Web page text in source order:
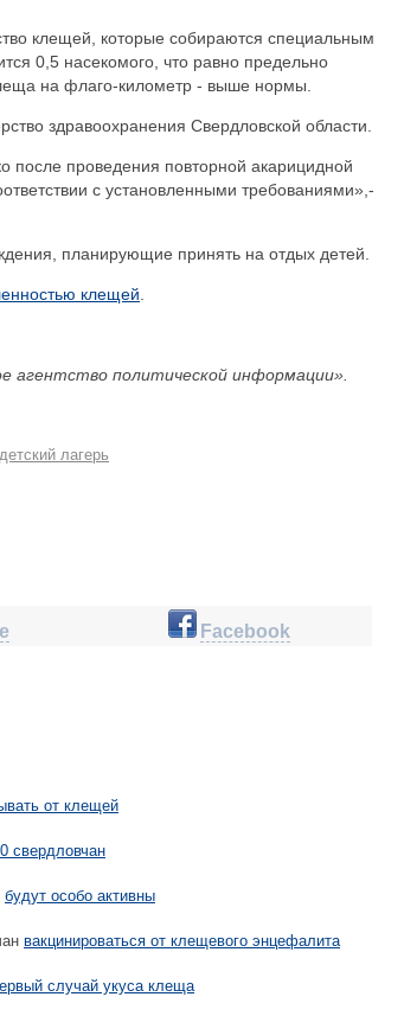
клещей, которые собираются специальным
0,5 насекомого, что равно предельно
на флаго-километр - выше нормы.
здравоохранения Свердловской области.
после проведения повторной акарицидной
с установленными требованиями»,-
планирующие принять на отдых детей.
клещей
агентство политической информации».
детский лагерь
Facebook
от клещей
свердловчан
будут особо активны
вакцинироваться от клещевого энцефалита
случай укуса клеща